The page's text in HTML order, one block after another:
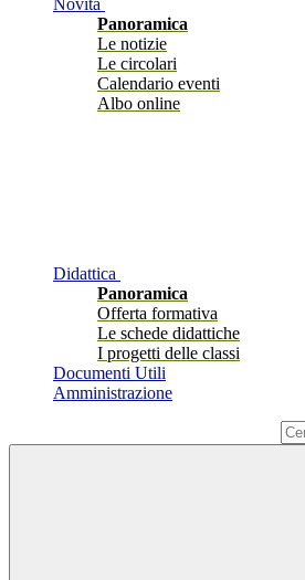
Novità
Panoramica
Le notizie
Le circolari
Calendario eventi
Albo online
Didattica
Panoramica
Offerta formativa
Le schede didattiche
I progetti delle classi
Documenti Utili
Amministrazione